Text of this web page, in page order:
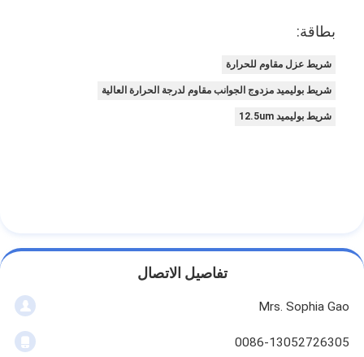
بطاقة:
شريط عزل مقاوم للحرارة
شريط بوليميد مزدوج الجوانب مقاوم لدرجة الحرارة العالية
شريط بوليميد 12.5um
تفاصيل الاتصال
Mrs. Sophia Gao
0086-13052726305